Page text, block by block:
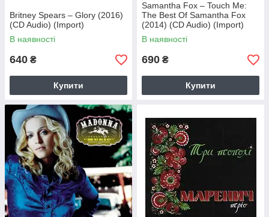
Britney Spears – Glory (2016)
(CD Audio) (Import)
В наявності
640 ₴
Купити
Samantha Fox – Touch Me:
The Best Of Samantha Fox
(2014) (CD Audio) (Import)
В наявності
690 ₴
Купити